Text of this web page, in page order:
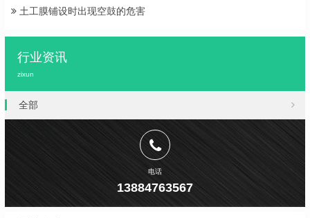
土工膜铺设时出现空鼓的危害
行业资讯
zixun
全部
电话
13884763567